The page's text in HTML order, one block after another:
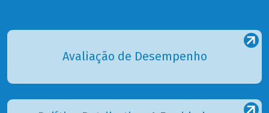
Avaliação de Desempenho